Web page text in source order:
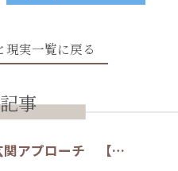
現実一覧に戻る
事
関アプローチ 【…